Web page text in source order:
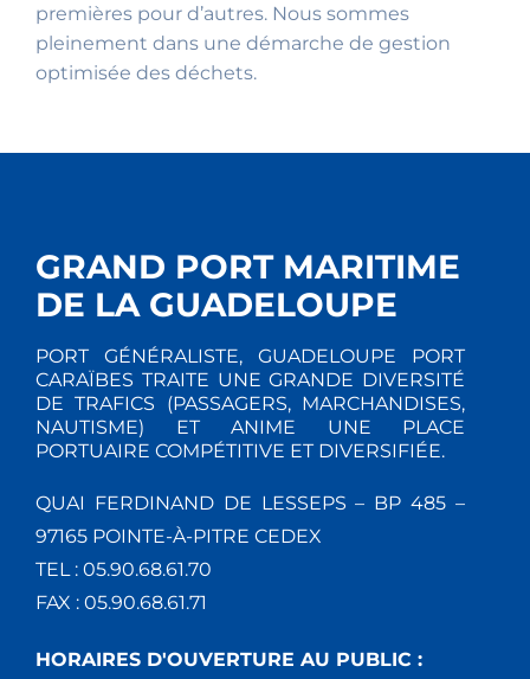
premières pour d’autres. Nous sommes
pleinement dans une démarche de gestion
optimisée des déchets.
GRAND PORT MARITIME
DE LA GUADELOUPE
PORT GÉNÉRALISTE, GUADELOUPE PORT
CARAÏBES TRAITE UNE GRANDE DIVERSITÉ
DE TRAFICS (PASSAGERS, MARCHANDISES,
NAUTISME) ET ANIME UNE PLACE
PORTUAIRE COMPÉTITIVE ET DIVERSIFIÉE.
QUAI FERDINAND DE LESSEPS – BP 485 –
97165 POINTE-À-PITRE CEDEX
TEL : 05.90.68.61.70
FAX : 05.90.68.61.71
HORAIRES D'OUVERTURE AU PUBLIC :